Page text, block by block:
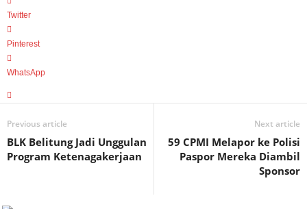
Twitter
Pinterest
WhatsApp
Previous article
BLK Belitung Jadi Unggulan
Program Ketenagakerjaan
Next article
59 CPMI Melapor ke Polisi
Paspor Mereka Diambil
Sponsor